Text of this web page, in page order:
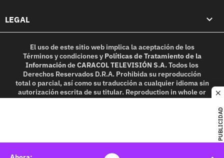
PUBLICIDAD
LEGAL
El uso de este sitio web implica la aceptación de los
Términos y condicionesy Políticas de Tratamiento de la
InformacióndeCARACOL TELEVISIÓN S.A.Todos los
Derechos Reservados D.R.A. Prohibida su reproducción
total o parcial, así como su traducción a cualquier idioma sin
autorización escrita de su titular. Reproduction in whole or
in part, or translation without written permission is